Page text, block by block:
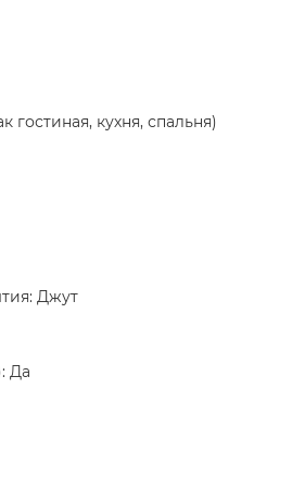
кухня, спальня)
Джут
Да